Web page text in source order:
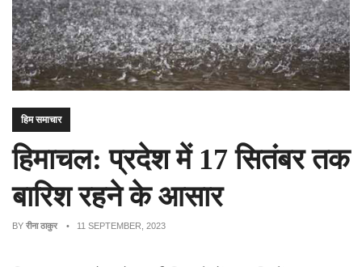
हिम समाचार
हिमाचल: प्रदेश में 17 सितंबर तक
बारिश रहने के आसार
BY रीना ठाकुर • 11 SEPTEMBER, 2023